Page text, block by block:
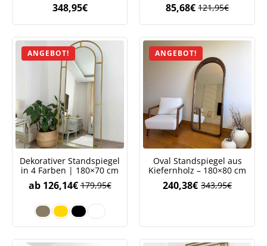
348,95€
121,95€
Preis
war:
121,95€
85,68€ Aktueller
Preis
ist:
85,68€.
ANGEBOT!
Dekorativer Standspiegel
in 4 Farben | 180×70 cm
ab 179,95€
126,14€
ANGEBOT!
Oval Standspiegel aus
Kiefernholz – 180×80 cm
343,95€
343,95€
240,38€Aktueller
240,38€.